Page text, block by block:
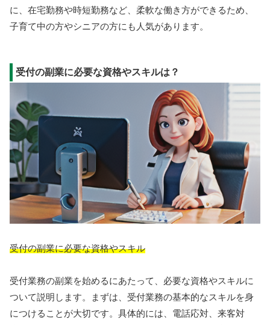
に、在宅勤務や時短勤務など、柔軟な働き方ができるため、
子育て中の方やシニアの方にも人気があります。
受付の副業に必要な資格やスキルは？
受付の副業に必要な資格やスキル
受付業務の副業を始めるにあたって、必要な資格やスキルに
ついて説明します。まずは、受付業務の基本的なスキルを身
につけることが大切です。具体的には、電話応対、来客対